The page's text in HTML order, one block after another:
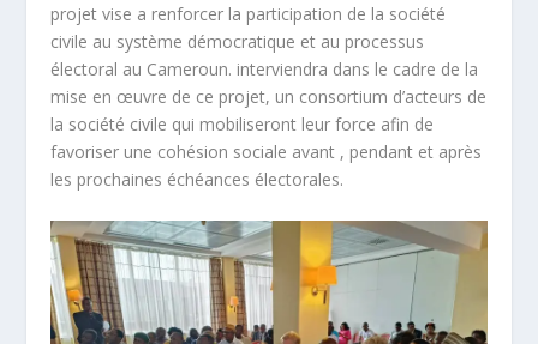
projet vise a renforcer la participation de la société
civile au système démocratique et au processus
électoral au Cameroun. interviendra dans le cadre de la
mise en œuvre de ce projet, un consortium d’acteurs de
la société civile qui mobiliseront leur force afin de
favoriser une cohésion sociale avant , pendant et après
les prochaines échéances électorales.